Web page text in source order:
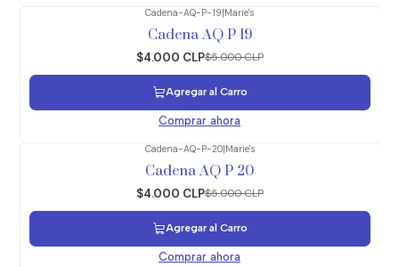
Cadena-AQ-P-19|Marie's
Cadena AQ P 19
$4.000 CLP$5.000 CLP
Agregar al Carro
Comprar ahora
Cadena-AQ-P-20|Marie's
Cadena AQ P 20
$4.000 CLP$5.000 CLP
Agregar al Carro
Comprar ahora